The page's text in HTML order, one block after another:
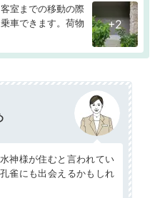
室までの移動の際
車できます。荷物
+2
神様が住むと言われてい
雀にも出会えるかもしれ